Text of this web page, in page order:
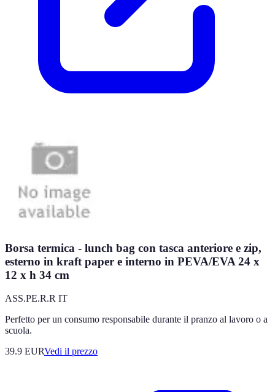
Borsa termica - lunch bag con tasca anteriore e zip,
esterno in kraft paper e interno in PEVA/EVA 24 x
12 x h 34 cm
ASS.PE.R.R IT
Perfetto per un consumo responsabile durante il pranzo al lavoro o a
scuola.
39.9 EURVedi il prezzo